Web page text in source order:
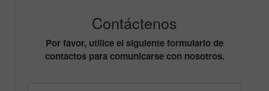
Contáctenos
Por favor, utilice el siguiente formulario de
contactos para comunicarse con nosotros.